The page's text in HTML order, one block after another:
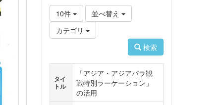
10件
並べ替え
カテゴリ
検索
タイ
トル
「アジア・アジアパラ観
戦特別ラーケーション」
の活用